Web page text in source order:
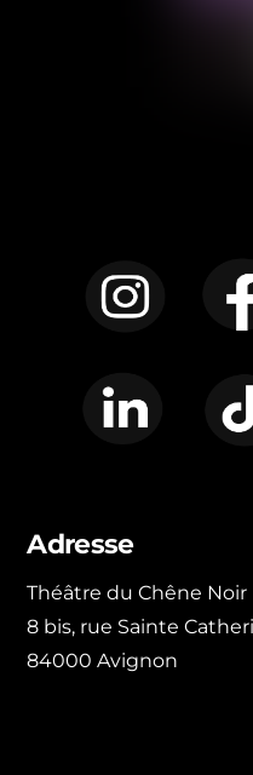
Adresse
Théâtre du Chêne Noir
8 bis, rue Sainte
84000 Avignon